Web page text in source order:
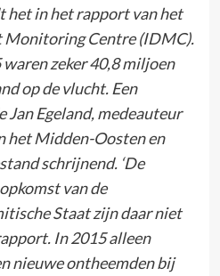
het in het rapport van het
Centre (IDMC).
waren zeker 40,8 miljoen
op de vlucht. Een
Jan Egeland, medeauteur
het Midden-Oosten en
schrijnend. ‘De
van de
Staat zijn daar niet
In 2015 alleen
nieuwe ontheemden bij